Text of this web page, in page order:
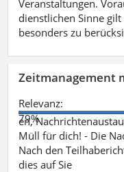
Veranstaltungen.
dienstlichen Sinne
besonders zu
Zeitmanagement
Relevanz:
79%
en,
Müll für dich! - Die
Nach den
dies auf Sie